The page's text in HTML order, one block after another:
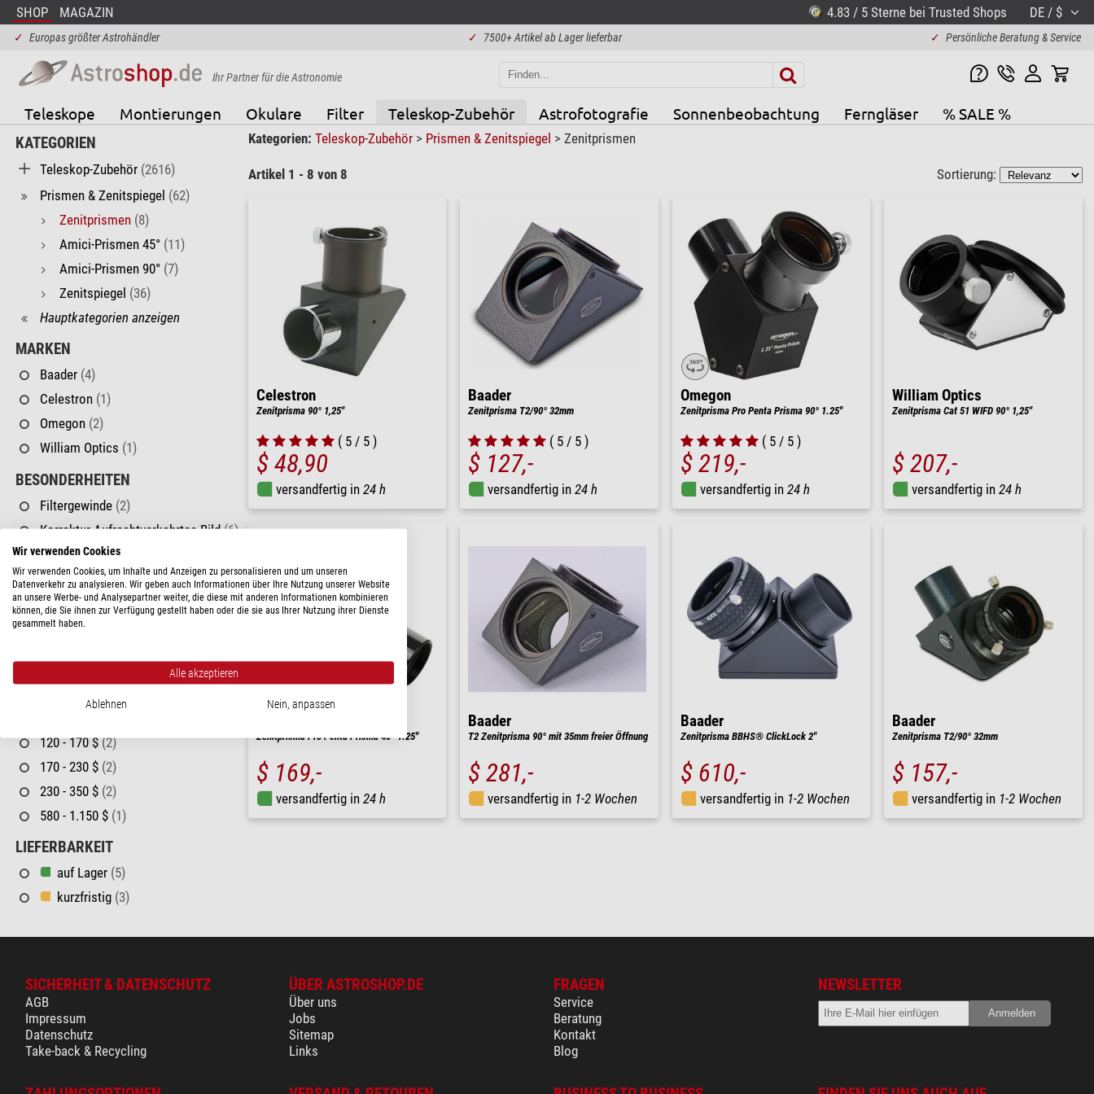
SHOP MAGAZIN 4.83 / 5 Sterne bei Trusted Shops DE / $
✓ Europas größter Astrohändler ✓ 7500+ Artikel ab Lager lieferbar ✓ Persönliche Beratung & Service
Ihr Partner für die Astronomie
Teleskope Montierungen Okulare Filter Teleskop-Zubehör Astrofotografie Sonnenbeobachtung Ferngläser % SALE %
KATEGORIEN
Teleskop-Zubehör (2616)
Prismen & Zenitspiegel (62)
Zenitprismen (8)
Amici-Prismen 45° (11)
Amici-Prismen 90° (7)
Zenitspiegel (36)
Hauptkategorien anzeigen
MARKEN
Baader (4)
Celestron (1)
Omegon (2)
William Optics (1)
BESONDERHEITEN
Filtergewinde (2)
Korrektur Aufrechtverkehrtes Bild(6)
Ringklemmung
ANSCHLUSS (TELESKOPSEITIG)
1,25"(4)
T2(2)
120 - 170 $(2)
170 - 230 $ (2)
230 - 350 $ (2)
580 - 1.150 $ (1)
LIEFERBARKEIT
auf Lager (5)
kurzfristig (3)
Kategorien: Teleskop-Zubehör > Prismen & Zenitspiegel > Zenitprismen
Artikel 1 - 8 von 8 Sortierung:
Celestron
Zenitprisma 90° 1,25"
( 5 / 5 )
$ 48,90
versandfertig in 24 h
Baader
Zenitprisma T2/90° 32mm
( 5 / 5 )
$ 127,-
versandfertig in 24 h
Omegon
Zenitprisma Pro Penta Prisma 90° 1.25''
( 5 / 5 )
$ 219,-
versandfertig in 24 h
William Optics
Zenitprisma Cat 51 WIFD 90° 1,25"
$ 207,-
versandfertig in 24 h
Zenitprisma Pro Penta Prisma 45° 1.25''
$ 169,-
versandfertig in 24 h
Baader
T2 Zenitprisma 90° mit 35mm freier Öffnung
$ 281,-
versandfertig in 1-2 Wochen
Baader
Zenitprisma BBHS® ClickLock 2"
$ 610,-
versandfertig in 1-2 Wochen
Baader
Zenitprisma T2/90° 32mm
$ 157,-
versandfertig in 1-2 Wochen
SICHERHEIT & DATENSCHUTZ
AGB
Impressum
Datenschutz
Take-back & Recycling
ÜBER ASTROSHOP.DE
Über uns
Jobs
Sitemap
Links
FRAGEN
Service
Beratung
Kontakt
Blog
NEWSLETTER
Wir verwenden Cookies
Wir verwenden Cookies, um Inhalte und Anzeigen zu personalisieren und um unseren
Datenverkehr zu analysieren. Wir geben auch Informationen über Ihre Nutzung unserer Website
an unsere Werbe- und Analysepartner weiter, die diese mit anderen Informationen kombinieren
können, die Sie ihnen zur Verfügung gestellt haben oder die sie aus Ihrer Nutzung ihrer Dienste
gesammelt haben.
Alle akzeptieren
Ablehnen Nein, anpassen